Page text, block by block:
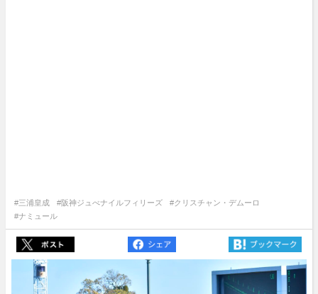
#三浦皇成 #阪神ジュべナイルフィリーズ
#クリスチャン・デムーロ
#ナミュール